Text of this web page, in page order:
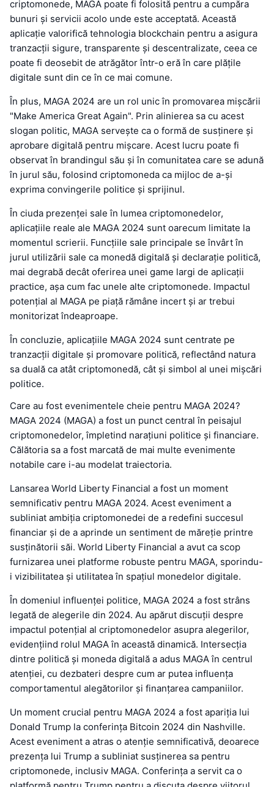
criptomonede, MAGA poate fi folosită pentru a cumpăra
bunuri și servicii acolo unde este acceptată. Această
aplicație valorifică tehnologia blockchain pentru a asigura
tranzacții sigure, transparente și descentralizate, ceea ce
poate fi deosebit de atrăgător într-o eră în care plățile
digitale sunt din ce în ce mai comune.
În plus, MAGA 2024 are un rol unic în promovarea mișcării
"Make America Great Again". Prin alinierea sa cu acest
slogan politic, MAGA servește ca o formă de susținere și
aprobare digitală pentru mișcare. Acest lucru poate fi
observat în brandingul său și în comunitatea care se adună
în jurul său, folosind criptomoneda ca mijloc de a-și
exprima convingerile politice și sprijinul.
În ciuda prezenței sale în lumea criptomonedelor,
aplicațiile reale ale MAGA 2024 sunt oarecum limitate la
momentul scrierii. Funcțiile sale principale se învârt în
jurul utilizării sale ca monedă digitală și declarație politică,
mai degrabă decât oferirea unei game largi de aplicații
practice, așa cum fac unele alte criptomonede. Impactul
potențial al MAGA pe piață rămâne incert și ar trebui
monitorizat îndeaproape.
În concluzie, aplicațiile MAGA 2024 sunt centrate pe
tranzacții digitale și promovare politică, reflectând natura
sa duală ca atât criptomonedă, cât și simbol al unei mișcări
politice.
Care au fost evenimentele cheie pentru MAGA 2024?
MAGA 2024 (MAGA) a fost un punct central în peisajul
criptomonedelor, împletind narațiuni politice și financiare.
Călătoria sa a fost marcată de mai multe evenimente
notabile care i-au modelat traiectoria.
Lansarea World Liberty Financial a fost un moment
semnificativ pentru MAGA 2024. Acest eveniment a
subliniat ambiția criptomonedei de a redefini succesul
financiar și de a aprinde un sentiment de măreție printre
susținătorii săi. World Liberty Financial a avut ca scop
furnizarea unei platforme robuste pentru MAGA, sporindu-
i vizibilitatea și utilitatea în spațiul monedelor digitale.
În domeniul influenței politice, MAGA 2024 a fost strâns
legată de alegerile din 2024. Au apărut discuții despre
impactul potențial al criptomonedelor asupra alegerilor,
evidențiind rolul MAGA în această dinamică. Intersecția
dintre politică și moneda digitală a adus MAGA în centrul
atenției, cu dezbateri despre cum ar putea influența
comportamentul alegătorilor și finanțarea campaniilor.
Un moment crucial pentru MAGA 2024 a fost apariția lui
Donald Trump la conferința Bitcoin 2024 din Nashville.
Acest eveniment a atras o atenție semnificativă, deoarece
prezența lui Trump a subliniat susținerea sa pentru
criptomonede, inclusiv MAGA. Conferința a servit ca o